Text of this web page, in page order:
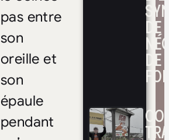
DE
DE
FOI
pas entre
son
oreille et
son
épaule
pendant